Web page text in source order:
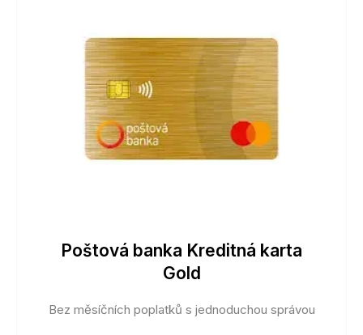
Poštová banka Kreditná karta
Gold
Bez měsíčních poplatků s jednoduchou správou